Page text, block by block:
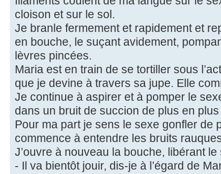
cloison et sur le sol.
Je branle fermement et rapidement et
en bouche, le suçant avidement,
lèvres pincées.
Maria est en train de se tortiller sous
que je devine à travers sa jupe. Elle
Je continue à aspirer et à pomper le
dans un bruit de succion de plus en
Pour ma part je sens le sexe gonfler de
commence à entendre les bruits
J’ouvre à nouveau la bouche, libérant
- Il va bientôt jouir, dis-je à l’égard de